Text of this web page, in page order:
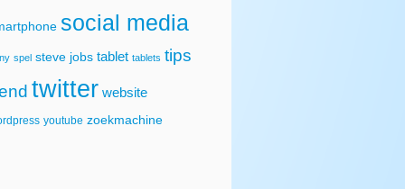
social media
spel steve jobs tablet tablets tips
twitter website
youtube zoekmachine